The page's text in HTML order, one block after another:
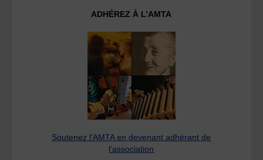
ADHÉREZ À L’AMTA
Soutenez l'AMTA en devenant adhérant de
l'association